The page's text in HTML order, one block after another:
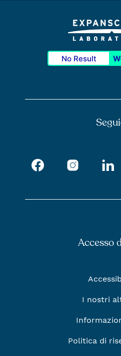
No Result
Facebook
Accesso
I nostri
Politica di